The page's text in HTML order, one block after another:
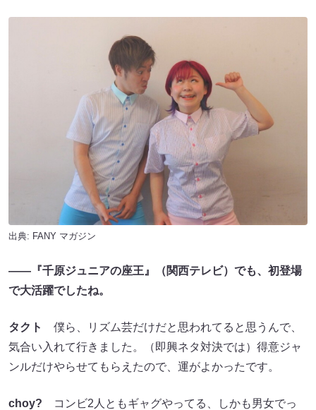
出典: FANY マガジン
――『千原ジュニアの座王』（関西テレビ）でも、初登場
で大活躍でしたね。
タクト
僕ら、リズム芸だけだと思われてると思うんで、
気合い入れて行きました。（即興ネタ対決では）得意ジャ
ンルだけやらせてもらえたので、運がよかったです。
choy? コンビ2人ともギャグやってる、しかも男女でっ